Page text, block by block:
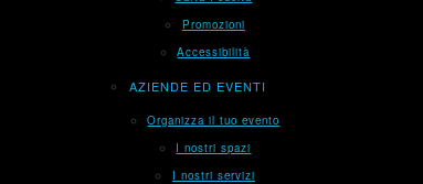
Promozioni
Accessibilità
AZIENDE ED EVENTI
Organizza il tuo evento
I nostri spazi
I nostri servizi